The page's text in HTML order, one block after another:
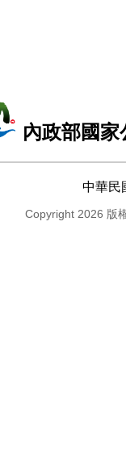
內政部國
中華民
Copyright 2026 版